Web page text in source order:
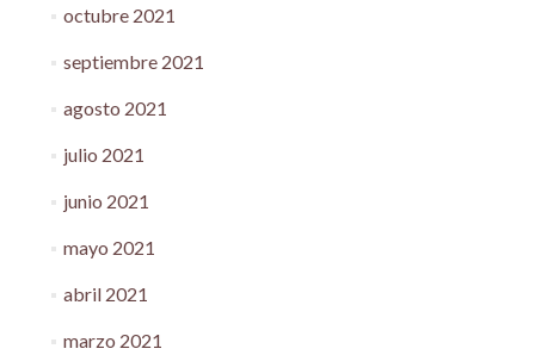
octubre 2021
septiembre 2021
agosto 2021
julio 2021
junio 2021
mayo 2021
abril 2021
marzo 2021